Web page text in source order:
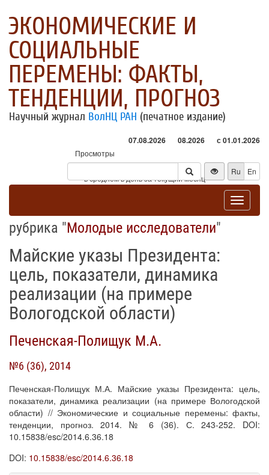
ЭКОНОМИЧЕСКИЕ И
СОЦИАЛЬНЫЕ
ПЕРЕМЕНЫ: ФАКТЫ,
ТЕНДЕНЦИИ, ПРОГНОЗ
Научный журнал ВолНЦ РАН (печатное издание)
07.08.2026 08.2026 с 01.01.2026
Просмотры
Посетители
* - в среднем в день за текущий месяц
Ru En
Toggle
рубрика "Молодые исследователи"
Майские указы Президента:
цель, показатели, динамика
реализации (на примере
Вологодской области)
Печенская-Полищук М.А.
№6 (36), 2014
Печенская-Полищук М.А. Майские указы Президента: цель,
показатели, динамика реализации (на примере Вологодской
области) // Экономические и социальные перемены: факты,
тенденции, прогноз. 2014. № 6 (36). С. 243-252. DOI:
10.15838/esc/2014.6.36.18
DOI: 10.15838/esc/2014.6.36.18